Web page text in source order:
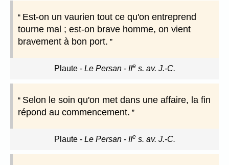
Est-on un vaurien tout ce qu'on entreprend
tourne mal ; est-on brave homme, on vient
bravement à bon port.
Plaute- Le Persan - IIes. av. J.-C.
Selon le soin qu'on met dans une affaire, la fin
répond au commencement.
Plaute- Le Persan - IIes. av. J.-C.